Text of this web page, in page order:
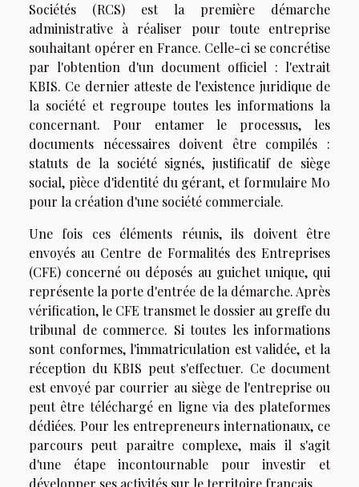
Sociétés (RCS) est la première démarche
administrative à réaliser pour toute entreprise
souhaitant opérer en France. Celle-ci se concrétise
par l'obtention d'un document officiel : l'extrait
KBIS. Ce dernier atteste de l'existence juridique de
la société et regroupe toutes les informations la
concernant. Pour entamer le processus, les
documents nécessaires doivent être compilés :
statuts de la société signés, justificatif de siège
social, pièce d'identité du gérant, et formulaire M0
pour la création d'une société commerciale.
Une fois ces éléments réunis, ils doivent être
envoyés au Centre de Formalités des Entreprises
(CFE) concerné ou déposés au guichet unique, qui
représente la porte d'entrée de la démarche. Après
vérification, le CFE transmet le dossier au greffe du
tribunal de commerce. Si toutes les informations
sont conformes, l'immatriculation est validée, et la
réception du KBIS peut s'effectuer. Ce document
est envoyé par courrier au siège de l'entreprise ou
peut être téléchargé en ligne via des plateformes
dédiées. Pour les entrepreneurs internationaux, ce
parcours peut paraitre complexe, mais il s'agit
d'une étape incontournable pour investir et
développer ses activités sur le territoire français.